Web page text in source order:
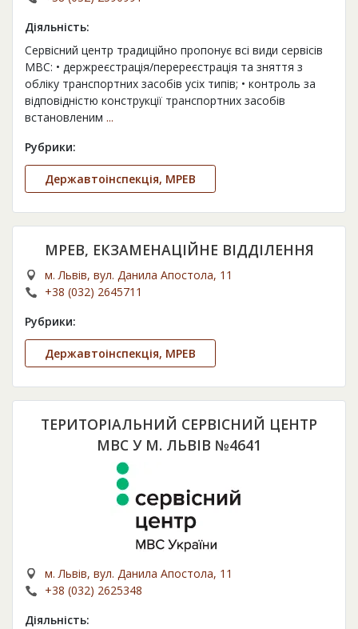
Діяльність:
Сервісний центр традиційно пропонує всі види сервісів
МВС: • держреєстрація/перереєстрація та зняття з
обліку транспортних засобів усіх типів; • контроль за
відповідністю конструкції транспортних засобів
встановленим ...
Рубрики:
Державтоінспекція, МРЕВ
МРЕВ, ЕКЗАМЕНАЦІЙНЕ ВІДДІЛЕННЯ
м. Львів, вул. Данила Апостола, 11
+38 (032) 2645711
Рубрики:
Державтоінспекція, МРЕВ
ТЕРИТОРІАЛЬНИЙ СЕРВІСНИЙ ЦЕНТР
МВС У М. ЛЬВІВ №4641
м. Львів, вул. Данила Апостола, 11
+38 (032) 2625348
Діяльність: